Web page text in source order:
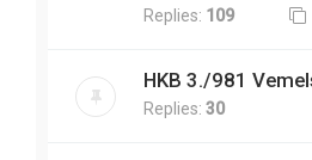
Replies: 109
HKB 3./981
Replies: 30